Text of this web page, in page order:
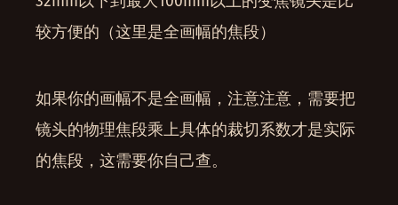
较方便的（这里是全画幅的焦段）
如果你的画幅不是全画幅，注意注意，需要把
镜头的物理焦段乘上具体的裁切系数才是实际
的焦段，这需要你自己查。